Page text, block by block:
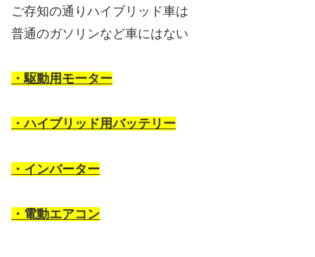
ご存知の通りハイブリッド車は
普通のガソリンなど車にはない
・駆動用モーター
・ハイブリッド用バッテリー
・インバーター
・電動エアコン